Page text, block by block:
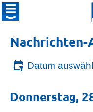
Nachrichten-
Datum
Donnerstag,